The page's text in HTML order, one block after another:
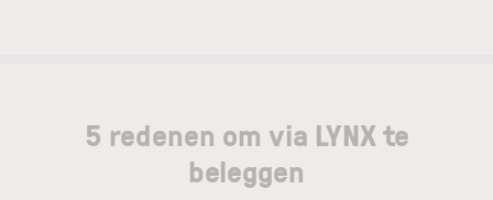
5 redenen om via LYNX te
beleggen